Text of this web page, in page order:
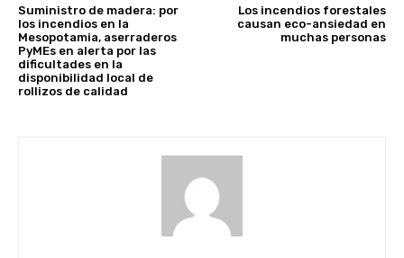
Suministro de madera: por
los incendios en la
Mesopotamia, aserraderos
PyMEs en alerta por las
dificultades en la
disponibilidad local de
rollizos de calidad
Los incendios forestales
causan eco-ansiedad en
muchas personas